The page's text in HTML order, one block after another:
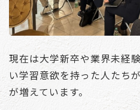
現在は大学新卒や業界未経
い学習意欲を持った人たち
が増えています。